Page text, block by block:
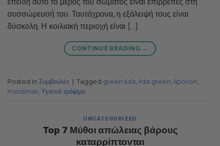
συσσώρευσή του. Ταυτόχρονα, η εξάλειψή τους είναι
δύσκολη. Η κοιλιακή περιοχή είναι […]
CONTINUE READING →
Posted in Συμβουλές Tagged green lida, lida green, lipovon,
meizimax, Υγιεινά τρόφιμα
UNCATEGORIZED
Top 7 Μύθοι απώλειας βάρους
καταρρίπτονται